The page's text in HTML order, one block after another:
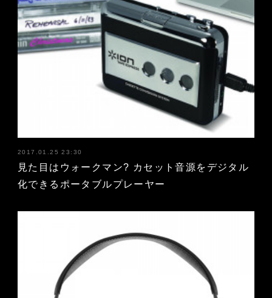
2017.01.25 23:30
見た目はウォークマン? カセット音源をデジタル
化できるポータブルプレーヤー